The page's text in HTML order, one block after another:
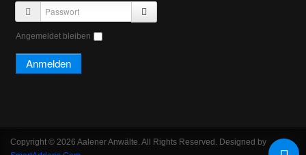
Angemeldet bleiben
Copyright © 2026 Aalener Anwälte. All Rights Reserved. Designed by